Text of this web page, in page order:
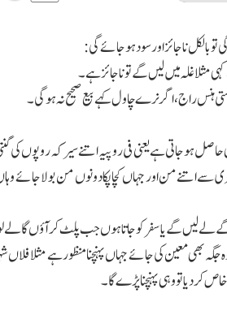
بالکل ناجائز اور سود ہوجائے گی:
مثلا غلہ میں لیں گے تو ناجائز ہے۔
ہنس راج،اگر نرے چاول کہے بیع صحیح نہ ہوگی۔
ہوجاتی ہے یعنی فی روپیہ اتنے سیر کہ روپوں کی
سے اتنے من اور جہاں کچا پکا دونوں من بولا جائے
لے لیں گے یا سفر کو جاتاہوں جب پلٹ کر آؤں گا لے
معین کی جائے جہاں پہنچنا منظورہے مثلا فلاں
کردیا تو وہی پہنچنا پڑے گا۔